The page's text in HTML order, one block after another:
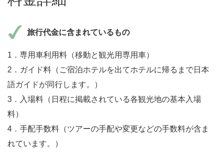
旅行代金に含まれているもの
1．専用車利用料（移動と観光用専用車）
2．ガイド料（ご宿泊ホテルを出てホテルに帰るまで日本
語ガイドが同行します。）
3．入場料（日程に掲載されている各観光地の基本入場
料）
4．手配手数料（ツアーの手配や変更などの手数料が含ま
れています。）